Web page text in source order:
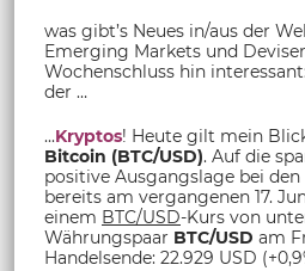
was gibt’s Neues in/aus der
Emerging Markets und
Wochenschluss hin
der …
...Kryptos! Heute gilt mein
Bitcoin (BTC/USD). Auf die
positive Ausgangslage bei
bereits am vergangenen 17.
einem BTC/USD-Kurs von
Währungspaar BTC/USD am
Handelsende: 22.929 USD